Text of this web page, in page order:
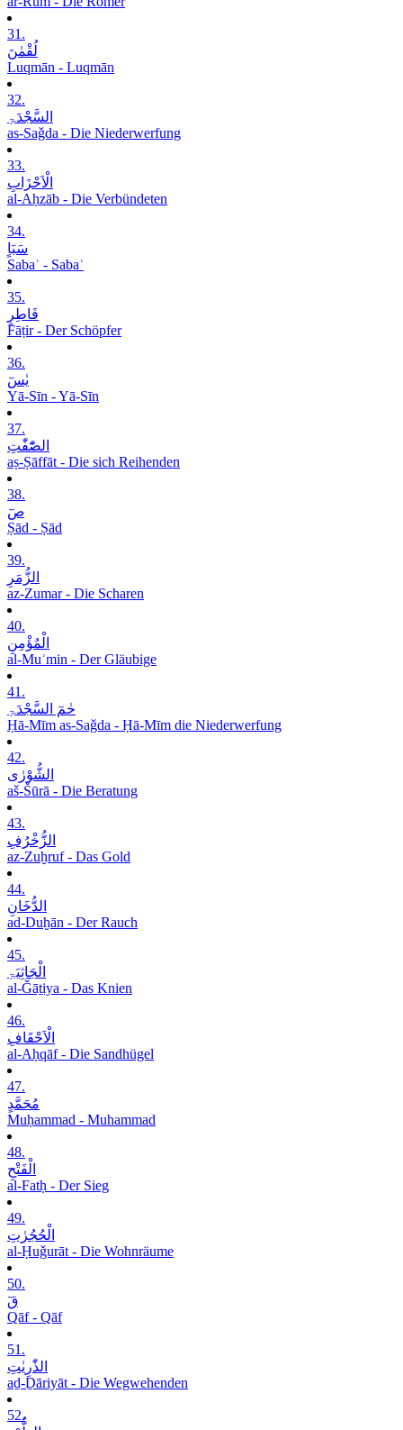
31.
لُقْمٰنَ
Luqmān - Luqmān
32.
السَّجْدَۃِ
as-Saǧda - Die Niederwerfung
33.
الْاَحْزَابِ
al-Aḥzāb - Die Verbündeten
34.
سَبَاٍ
Sabaʾ - Sabaʾ
35.
فَاطِرٍ
Fāṭir - Der Schöpfer
36.
یٰسٓ
Yā-Sīn - Yā-Sīn
37.
الصّٰٓفّٰتِ
aṣ-Ṣāffāt - Die sich Reihenden
38.
صٓ
Ṣād - Ṣād
39.
الزُّمَرِ
az-Zumar - Die Scharen
40.
الْمُؤْمِنِ
al-Muʾmin - Der Gläubige
41.
حٰمٓ السَّجْدَۃِ
Ḥā-Mīm as-Saǧda - Ḥā-Mīm die Niederwerfung
42.
الشُّوْرٰی
aš-Šūrā - Die Beratung
43.
الزُّخْرُفِ
az-Zuḫruf - Das Gold
44.
الدُّخَانِ
ad-Duḫān - Der Rauch
45.
الْجَاثِیَۃِ
al-Ǧāṯiya - Das Knien
46.
الْاَحْقَافِ
al-Aḥqāf - Die Sandhügel
47.
مُحَمَّدٍ
Muḥammad - Muhammad
48.
الْفَتْحِ
al-Fatḥ - Der Sieg
49.
الْحُجُرٰتِ
al-Ḥuǧurāt - Die Wohnräume
50.
قٓ
Qāf - Qāf
51.
الذّٰرِیٰتِ
aḏ-Ḏāriyāt - Die Wegwehenden
52.